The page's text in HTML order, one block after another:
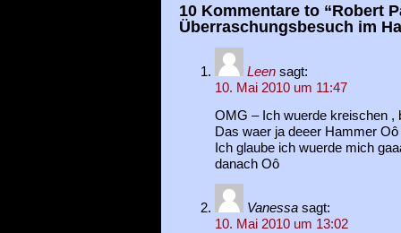
10 Kommentare to “Robert
Überraschungsbesuch im
Leen sagt:
10. Mai 2010 um 11:47
OMG – Ich wuerde kreischen ,
Das waer ja deeer Hammer Oô
Ich glaube ich wuerde mich
danach Oô
Vanessa sagt:
10. Mai 2010 um 13:02